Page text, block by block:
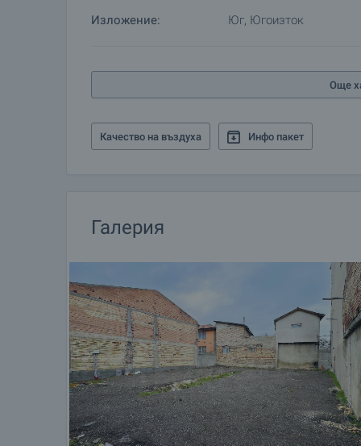
Жилищен кредит
Изложение: Юг, Югоизток
Още
Качество на въздуха Инфо пакет
Галерия